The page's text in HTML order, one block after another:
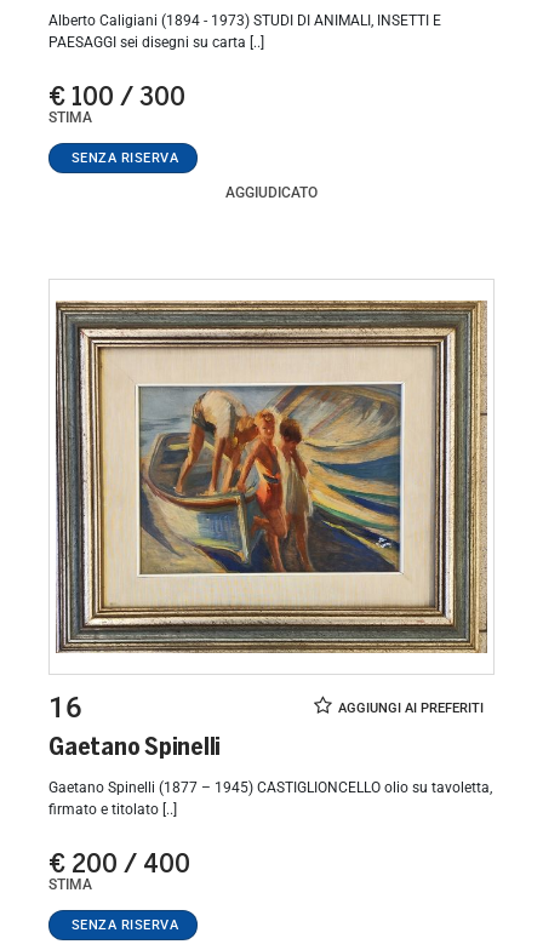
Alberto Caligiani (1894 - 1973) STUDI DI ANIMALI, INSETTI E
PAESAGGI sei disegni su carta [..]
€ 100 / 300
STIMA
AGGIUDICATO
16
Gaetano Spinelli
Gaetano Spinelli (1877 – 1945) CASTIGLIONCELLO olio su tavoletta,
firmato e titolato [..]
€ 200 / 400
STIMA